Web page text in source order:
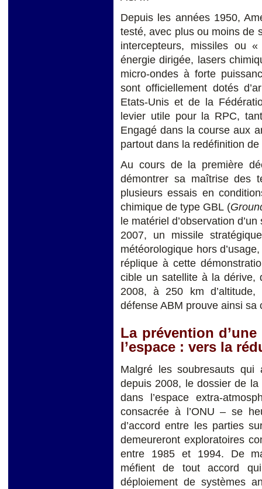
Depuis les années 1950,
testé, avec plus ou moins de
intercepteurs, missiles ou
énergie dirigée, lasers
micro-ondes à forte
sont officiellement dotés
Etats-Unis et de la
levier utile pour la RPC,
Engagé dans la course aux
partout dans la redéfinition
Au cours de la première
démontrer sa maîtrise des
plusieurs essais en
chimique de type GBL (
le matériel d’observation
2007, un missile
météorologique hors
réplique à cette
cible un satellite à la dérive,
2008,
à 250 km
défense ABM prouve ainsi sa
La prévention
l’espace : vers la
Malgré les soubresauts qui
depuis 2008, le dossier de la
dans l’espace extra-
consacrée à l’ONU – se
d’accord entre les parties
demeureront exploratoires
entre 1985 et 1994. De
méfient de tout accord
déploiement de systèmes